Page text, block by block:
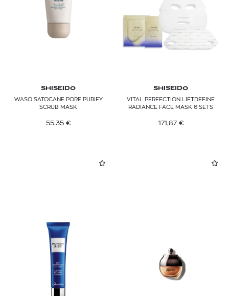
SHISEIDO
WASO SATOCANE PORE PURIFY
SCRUB MASK
55,35 €
SHISEIDO
VITAL PERFECTION LIFTDEFINE
RADIANCE FACE MASK 6 SETS
171,87 €